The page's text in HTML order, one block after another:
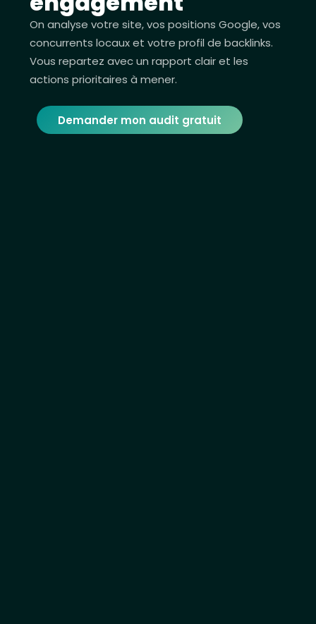
On analyse votre site, vos positions Google, vos
concurrents locaux et votre profil de backlinks.
Vous repartez avec un rapport clair et les
actions prioritaires à mener.
Demander mon audit gratuit